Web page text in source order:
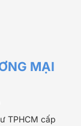
MẠI
TPHCM cấp